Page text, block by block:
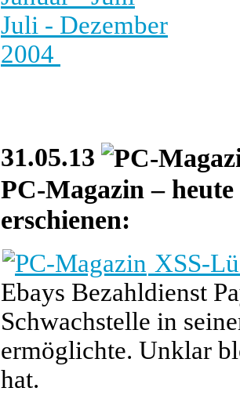
Juli - Dezember
2004
31.05.13
PC-Magazin –
erschienen:
XSS-
Ebays Bezahldienst
Schwachstelle in
ermöglichte. Unklar
hat.